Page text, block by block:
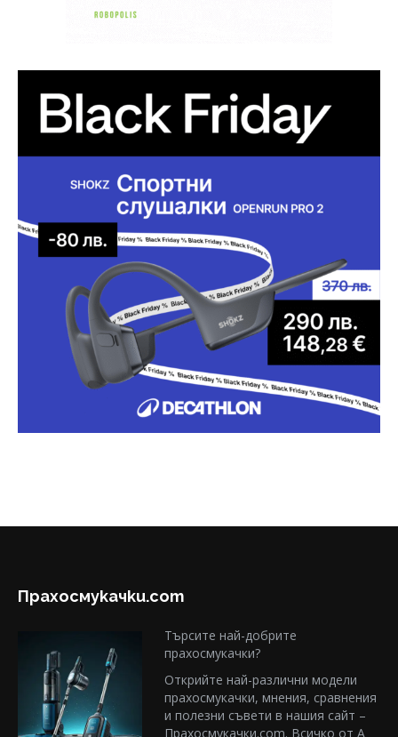
Прахосмукачки.com
Търсите най-добрите
прахосмукачки?
Открийте най-различни модели
прахосмукачки, мнения, сравнения
и полезни съвети в нашия сайт –
Прахосмукачки.com. Всичко от А